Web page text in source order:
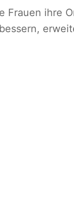
Frauen ihre